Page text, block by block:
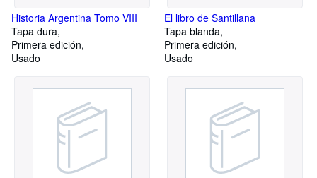
Historia Argentina Tomo VIII
Tapa dura
Primera edición
Usado
El libro de Santillana
Tapa blanda
Primera edición
Usado